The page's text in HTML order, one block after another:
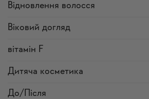
Відновлення волосся
Віковий догляд
вітамін F
Дитяча косметика
До/Після